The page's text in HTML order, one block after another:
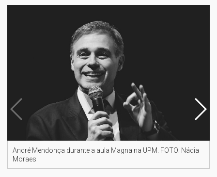
André Mendonça durante a aula Magna na UPM. FOTO: Nádia
Moraes